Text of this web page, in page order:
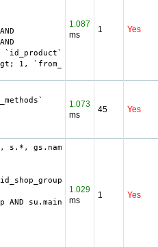
`id_product` = 0 AND
1, `from_quantity`, 0) &lt;= 1
1.087
ms
1 Yes
1.073
ms
45 Yes
gs.*, s.*, gs.name AS
AND su.main = 1
1.029
ms
1 Yes